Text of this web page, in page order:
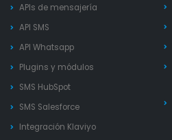
APIs de mensajería
API SMS
API Whatsapp
Plugins y módulos
SMS HubSpot
SMS Salesforce
Integración Klaviyo